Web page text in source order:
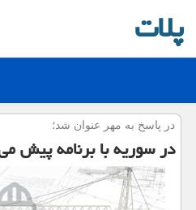
پلات
در پاسخ به مهر عنوان شد؛
در سوریه با برنامه پیش